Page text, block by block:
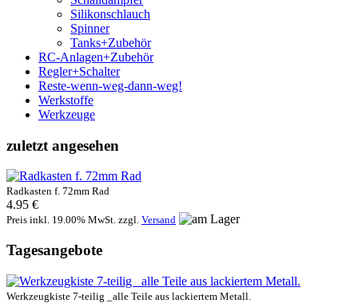
Silikonschlauch
Spinner
Tanks+Zubehör
RC-Anlagen+Zubehör
Regler+Schalter
Reste-wenn-weg-dann-weg!
Werkstoffe
Werkzeuge
zuletzt angesehen
Radkasten f. 72mm Rad
4.95 €
Preis inkl. 19.00% MwSt. zzgl. Versand
Tagesangebote
Werkzeugkiste 7-teilig _alle Teile aus lackiertem Metall.